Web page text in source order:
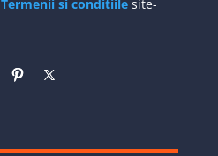
Termenii si conditiilesite-